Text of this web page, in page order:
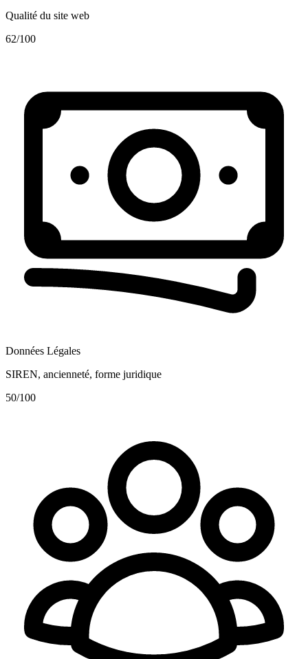
Qualité du site web
62/100
Données Légales
SIREN, ancienneté, forme juridique
50/100